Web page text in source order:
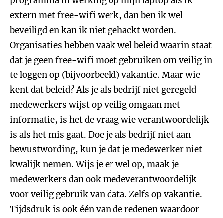
extern met free-wifi werk, dan ben ik wel
beveiligd en kan ik niet gehackt worden.
Organisaties hebben vaak wel beleid waarin staat
dat je geen free-wifi moet gebruiken om veilig in
te loggen op (bijvoorbeeld) vakantie. Maar wie
kent dat beleid? Als je als bedrijf niet geregeld
medewerkers wijst op veilig omgaan met
informatie, is het de vraag wie verantwoordelijk
is als het mis gaat. Doe je als bedrijf niet aan
bewustwording, kun je dat je medewerker niet
kwalijk nemen. Wijs je er wel op, maak je
medewerkers dan ook medeverantwoordelijk
voor veilig gebruik van data. Zelfs op vakantie.
Tijdsdruk is ook één van de redenen waardoor